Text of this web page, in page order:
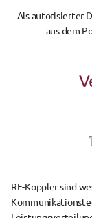
Als autorisierter
aus dem
RF-Koppler sind